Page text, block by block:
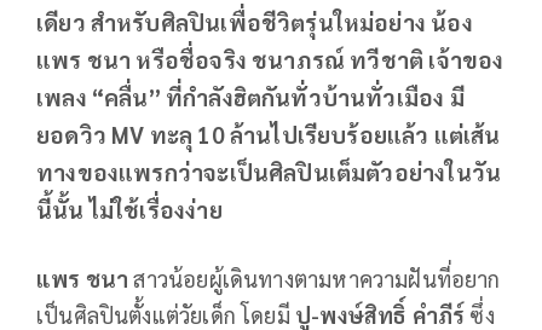
เดียว สำหรับศิลปินเพื่อชีวิตรุ่นใหม่อย่าง น้อง
แพร ชนา หรือชื่อจริง ชนาภรณ์ ทวีชาติ เจ้าของ
เพลง “คลื่น” ที่กำลังฮิตกันทั่วบ้านทั่วเมือง มี
ยอดวิว MV ทะลุ 10 ล้านไปเรียบร้อยแล้ว แต่เส้น
ทางของแพรกว่าจะเป็นศิลปินเต็มตัวอย่างในวัน
นี้นั้น ไม่ใช้เรื่องง่าย
แพร ชนา สาวน้อยผู้เดินทางตามหาความฝันที่อยาก
เป็นศิลปินตั้งแต่วัยเด็ก โดยมี ปู-พงษ์สิทธิ์ คำภีร์ ซึ่ง